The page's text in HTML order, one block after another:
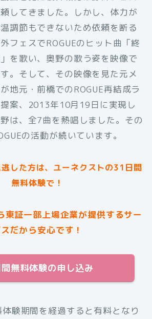
してきました。しかし、体力が
調節もできないため依頼を断る
フェスでROGUEのヒット曲「終
を歌い、奥野の歌う姿を映像で
。そして、その映像を見た元メ
地元・前橋でのROGUE再結成ラ
案、2013年10月19日に実現し
は、全7曲を熱唱しました。その
の活動が続いています。
逃した方は、ユーネクストの31日間
無料体験で！
東証一部上場企業が提供するサー
だから安心です！
無料体験の申し込み
験期間を経過すると有料となり